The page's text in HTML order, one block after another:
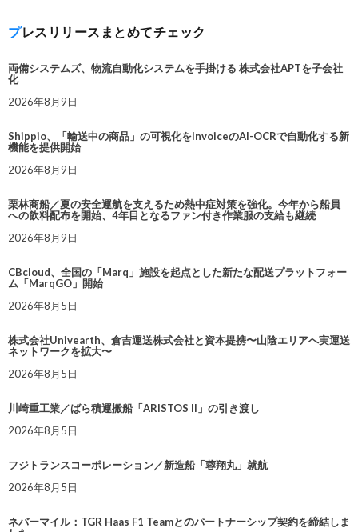
プレスリリースまとめてチェック
両備システムズ、物流自動化システムを手掛ける 株式会社APTを子会社
化
2026年8月9日
Shippio、「輸送中の商品」の可視化をInvoiceのAI-OCRで自動化する新
機能を提供開始
2026年8月9日
栗林商船／夏の安全運航を支えるため熱中症対策を強化。今年から船員
への飲料配布を開始、4年目となるファン付き作業服の支給も継続
2026年8月9日
CBcloud、全国の「Marq」施設を起点とした新たな配送プラットフォー
ム「MarqGO」開始
2026年8月5日
株式会社Univearth、倉吉運送株式会社と資本提携〜山陰エリアへ実運送
ネットワークを拡大〜
2026年8月5日
川崎重工業／ばら積運搬船「ARISTOS II」の引き渡し
2026年8月5日
フジトランスコーポレーション／新造船「蓉翔丸」就航
2026年8月5日
ネバーマイル：TGR Haas F1 Teamとのパートナーシップ契約を締結しま